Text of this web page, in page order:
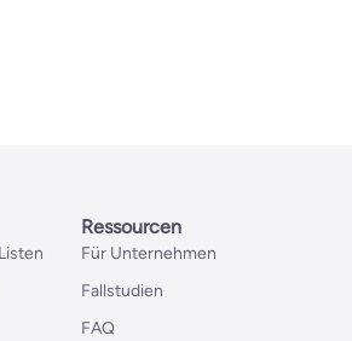
Ressourcen
Für Unternehmen
Fallstudien
FAQ